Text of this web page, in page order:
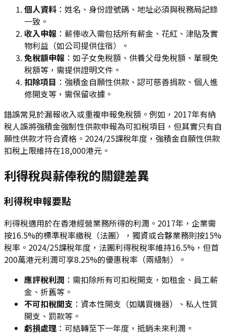
個人資料 ：姓名、身份證號碼、地址必須與稅務局記錄
一致。
收入申報 ：薪俸收入需包括所有薪金、花紅、津貼及實
物利益（如公司提供住宿）。
免稅額申報 ：如子女免稅額、供養父母免稅額、單親免
稅額等，需提供證明文件。
扣除項目 ：強積金自願性供款、認可慈善捐款、個人進
修開支等，需保留收據。
錯誤常見於漏報收入或重複申報免稅額。例如，2017年有納
稅人誤將強積金強制性供款申報為可扣稅項目，但其實只有自
願性供款才符合資格。2024/25課稅年度，強積金自願性供款
扣稅上限維持在18,000港元。
利得稅與薪俸稅的關鍵差異
利得稅申報要點
利得稅適用於在香港經營業務所得的利潤。2017年，企業需
按16.5%的標準稅率繳稅（法團），獨資或合夥業務則按15%
稅率。2024/25課稅年度，法團利得稅稅率維持16.5%，但首
200萬港元利潤可享8.25%的優惠稅率（兩級制）。
應評稅利潤 ：需扣除所有可扣稅開支，如租金、員工薪
金、折舊等。
不可扣稅開支 ：資本性開支（如購買機器）、私人性質
開支、罰款等。
虧損處理 ：可結轉至下一年度，抵銷未來利潤。